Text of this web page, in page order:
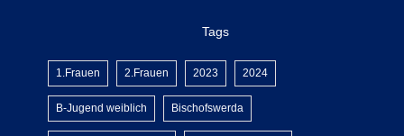
Tags
1.Frauen 2.Frauen 2023 2024
B-Jugend weiblich Bischofswerda